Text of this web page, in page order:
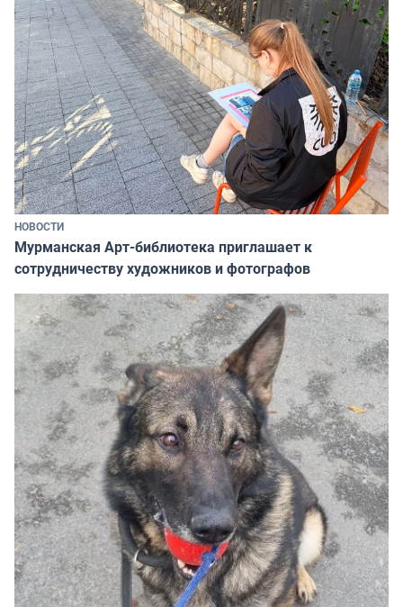
НОВОСТИ
Мурманская Арт-библиотека приглашает к
сотрудничеству художников и фотографов